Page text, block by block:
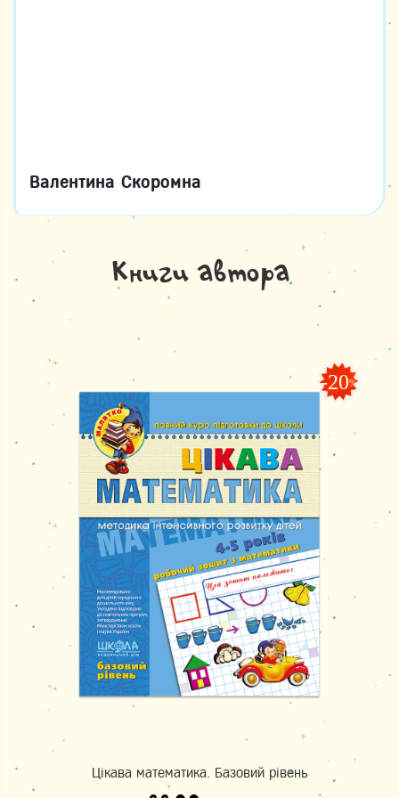
Валентина Скоромна
Книги автора
-20%
Цікава математика. Базовий рівень